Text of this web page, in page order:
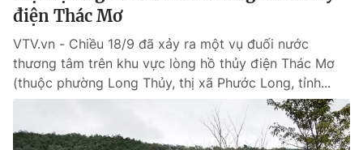
điện Thác Mơ
VTV.vn - Chiều 18/9 đã xảy ra một vụ đuối nước
thương tâm trên khu vực lòng hồ thủy điện Thác Mơ
(thuộc phường Long Thủy, thị xã Phước Long, tỉnh...